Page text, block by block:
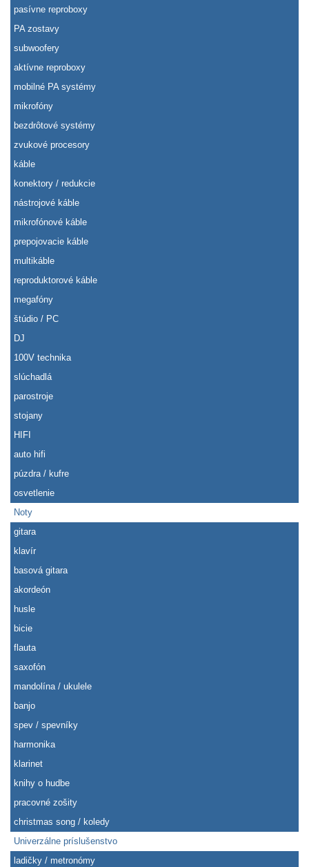
pasívne reproboxy
PA zostavy
subwoofery
aktívne reproboxy
mobilné PA systémy
mikrofóny
bezdrôtové systémy
zvukové procesory
káble
konektory / redukcie
nástrojové káble
mikrofónové káble
prepojovacie káble
multikáble
reproduktorové káble
megafóny
štúdio / PC
DJ
100V technika
slúchadlá
parostroje
stojany
HIFI
auto hifi
púzdra / kufre
osvetlenie
Noty
gitara
klavír
basová gitara
akordeón
husle
bicie
flauta
saxofón
mandolína / ukulele
banjo
spev / spevníky
harmonika
klarinet
knihy o hudbe
pracovné zošity
christmas song / koledy
Univerzálne príslušenstvo
ladičky / metronómy